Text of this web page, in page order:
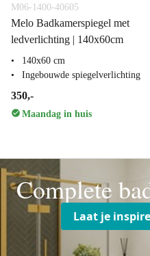
M06-1400-40605
Melo Badkamerspiegel met
ledverlichting | 140x60cm
140x60 cm
Ingebouwde spiegelverlichting
350,-
Maandag in huis
Complete
Laat je